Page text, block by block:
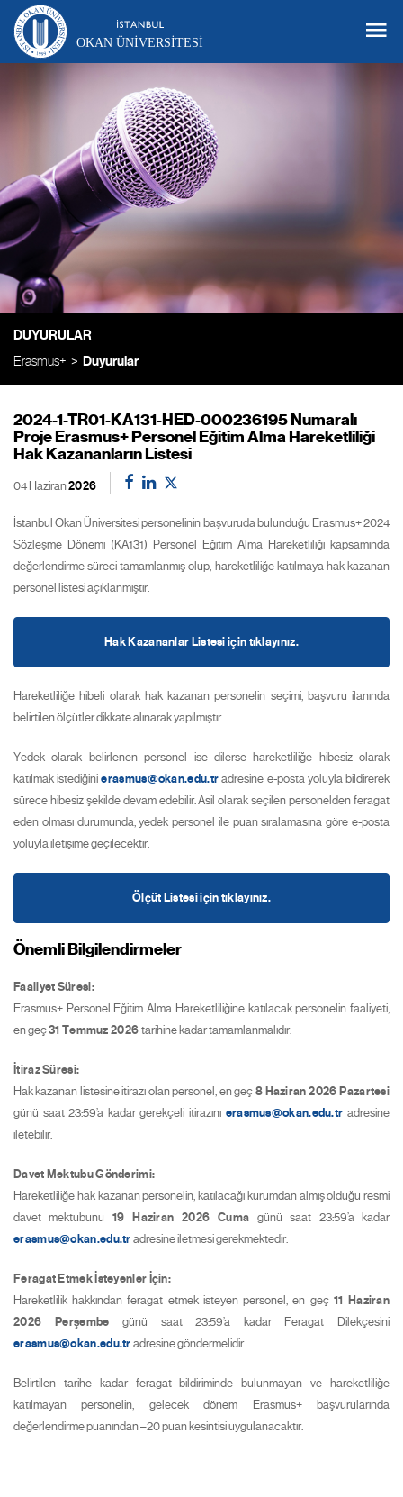
OKAN ÜNIVERSITESI
DUYURULAR
Erasmus+ Duyurular
2024-1-TR01-KA131-HED-000236195 Numaralı
Proje Erasmus+ Personel Eğitim Alma Hareketliliği
Hak Kazananların Listesi
04 Haziran2026
İstanbul Okan Üniversitesi personelinin başvuruda bulunduğu Erasmus+ 2024
Sözleşme Dönemi (KA131) Personel Eğitim Alma Hareketliliği kapsamında
değerlendirme süreci tamamlanmış olup, hareketliliğe katılmaya hak kazanan
personel listesi açıklanmıştır.
Hak Kazananlar Listesi için tıklayınız.
Hareketliliğe hibeli olarak hak kazanan personelin seçimi, başvuru ilanında
belirtilen ölçütler dikkate alınarak yapılmıştır.
Yedek olarak belirlenen personel ise dilerse hareketliliğe hibesiz olarak
katılmak istediğinierasmus@okan.edu.tr adresine e-posta yoluyla bildirerek
sürece hibesiz şekilde devam edebilir. Asil olarak seçilen personelden feragat
eden olması durumunda, yedek personel ile puan sıralamasına göre e-posta
yoluyla iletişime geçilecektir.
Ölçüt Listesi için tıklayınız.
Önemli Bilgilendirmeler
Faaliyet Süresi:
Erasmus+ Personel Eğitim Alma Hareketliliğine katılacak personelin faaliyeti,
en geç31 Temmuz 2026 tarihine kadar tamamlanmalıdır.
İtiraz Süresi:
Hak kazanan listesine itirazı olan personel, en geç 8 Haziran 2026 Pazartesi
günü saat 23:59’a kadar gerekçeli itirazını erasmus@okan.edu.tr adresine
iletebilir.
Davet Mektubu Gönderimi:
Hareketliliğe hak kazanan personelin, katılacağı kurumdan almış olduğu resmi
davet mektubunu 19 Haziran 2026 Cuma günü saat 23:59’a kadar
erasmus@okan.edu.tr adresine iletmesi gerekmektedir.
Feragat Etmek İsteyenler İçin:
Hareketlilik hakkından feragat etmek isteyen personel, en geç 11 Haziran
2026 Perşembe günü saat 23:59’a kadar Feragat Dilekçesini
erasmus@okan.edu.tr adresine göndermelidir.
Belirtilen tarihe kadar feragat bildiriminde bulunmayan ve hareketliliğe
katılmayan personelin, gelecek dönem Erasmus+ başvurularında
değerlendirme puanından –20 puan kesintisi uygulanacaktır.